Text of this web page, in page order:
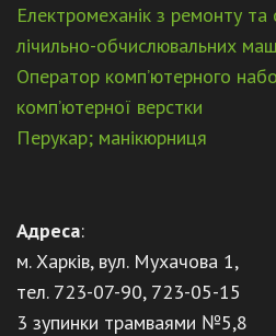
Електромеханік з ремонту та
лічильно-обчислювальних
Оператор комп’ютерного
комп’ютерної верстки
Перукар; манікюрниця
Адреса:
м. Харків, вул. Мухачова 1,
тел. 723-07-90, 723-05-15
3 зупинки трамваями №5,8